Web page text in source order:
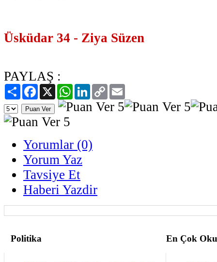
Üsküdar 34 - Ziya Süzen
PAYLAŞ :
PaylaşFacebook
X WhatsAppLinkedIn
Copy
Link
Yorumlar (0)
Yorum Yaz
Tavsiye Et
Haberi Yazdir
Politika En Çok